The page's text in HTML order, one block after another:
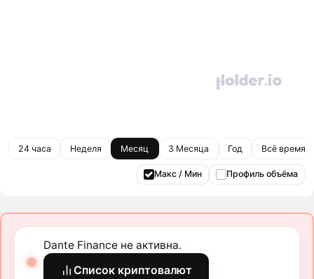
24 часа Неделя Месяц 3 Месяца Год Всё время
Макс / Мин Профиль объёма
Dante Finance не активна.
Список криптовалют